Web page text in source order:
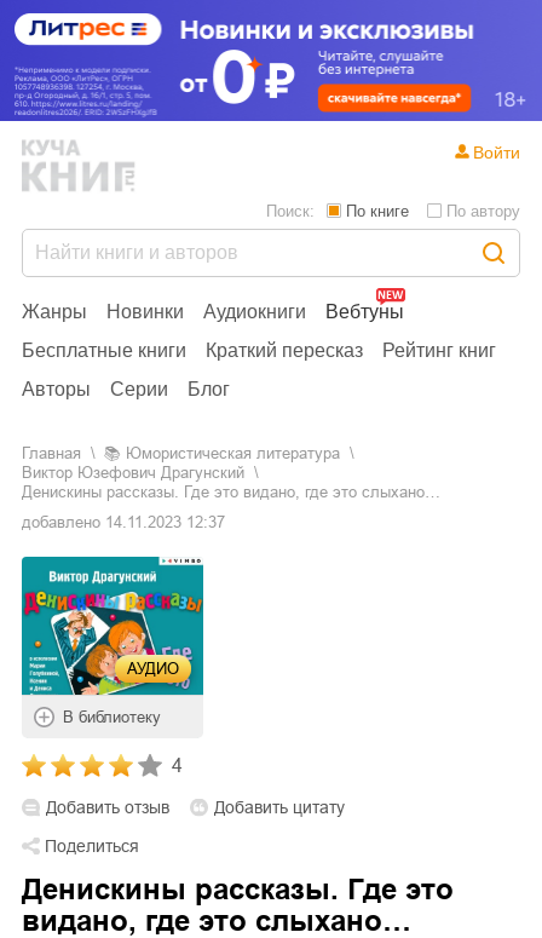
Жанры Новинки Аудиокниги
Вебтуны
Бесплатные книги
Краткий пересказ
Рейтинг книг
Авторы
Серии Блог
Поиск: По книге По автору
Войти
Главная 📚
юмористическая литература
Виктор Юзефович Драгунский
Денискины рассказы. Где это видано, где это слыхано…
добавлено 14.11.2023 12:37
АУДИО
В библиотеку
4
Добавить отзыв
Добавить цитату
Поделиться
Денискины рассказы. Где это
видано, где это слыхано…